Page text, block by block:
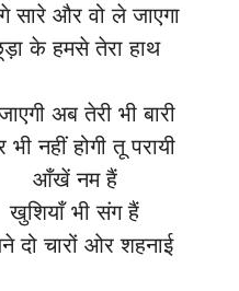
सारे और वो ले जाएगा
के हमसे तेरा हाथ
अब तेरी भी बारी
भी नहीं होगी तू परायी
आँखें नम हैं
खुशियाँ भी संग हैं
दो चारों ओर शहनाई